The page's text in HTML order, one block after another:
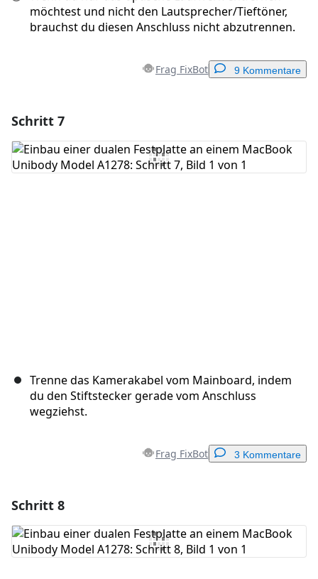
möchtest und nicht den Lautsprecher/Tieftöner,
brauchst du diesen Anschluss nicht abzutrennen.
Frag FixBot 9 Kommentare
Kommentar hinzufügen
Schritt 7
Trenne das Kamerakabel vom Mainboard, indem
du den Stiftstecker gerade vom Anschluss
wegziehst.
Frag FixBot 3 Kommentare
Kommentar hinzufügen
Schritt 8